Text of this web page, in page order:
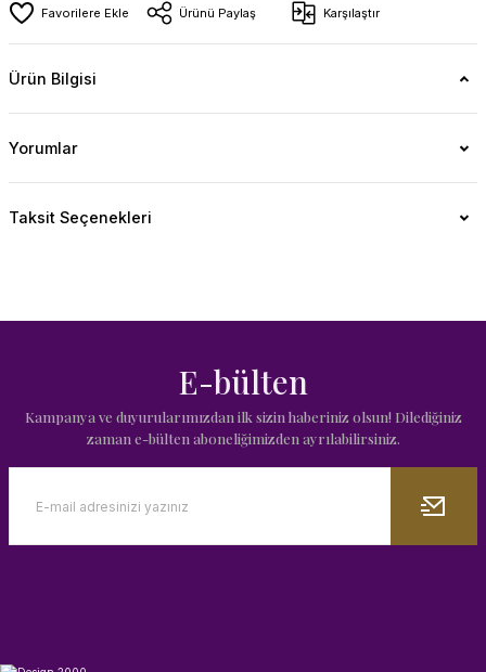
Ürünü Paylaş Karşılaştır
Ürün Bilgisi
Yorumlar
Taksit Seçenekleri
E-bülten
Kampanya ve duyurularımızdan ilk sizin haberiniz olsun! Dilediğiniz
zaman e-bülten aboneliğimizden ayrılabilirsiniz.